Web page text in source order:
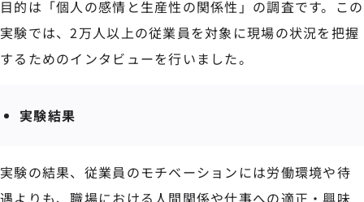
目的は「個人の感情と生産性の関係性」の調査です。この
実験では、2万人以上の従業員を対象に現場の状況を把握
するためのインタビューを行いました。
実験結果
実験の結果、従業員のモチベーションには労働環境や待
遇よりも、職場における人間関係や仕事への適正・興味